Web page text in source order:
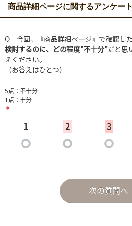
商品詳細ページに関するアンケート